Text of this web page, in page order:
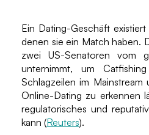
Ein Dating-Geschäft
denen sie ein Match haben.
zwei US-Senatoren vom
unternimmt, um
Schlagzeilen im
Online-Dating zu erkennen
regulatorisches und
kann (Reuters).